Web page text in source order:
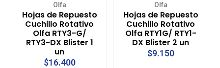
Olfa
Hojas de Repuesto
Cuchillo Rotativo
Olfa RTY3-G/
RTY3-DX Blister 1
un
$16.400
Olfa
Hojas de Repuesto
Cuchillo Rotativo
Olfa RTY1G/ RTY1-
DX Blister 2 un
$9.150